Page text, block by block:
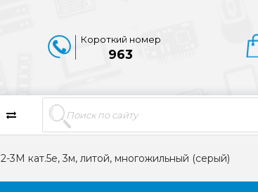
Короткий номер
963
3M кат.5e, 3м, литой, многожильный (серый)